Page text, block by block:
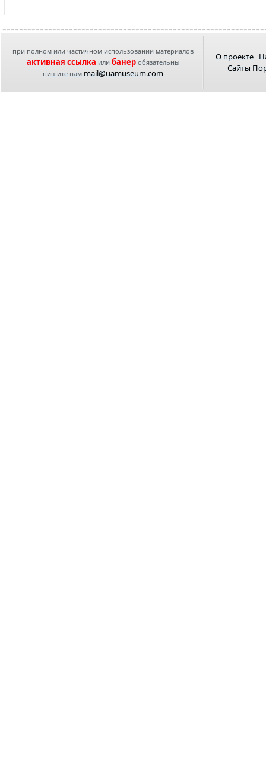
при полном или частичном использовании материалов
активная ссылка или банеробязательны
пишите нам mail@uamuseum.com
О проекте
Сайты